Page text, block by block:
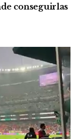
conseguirlas